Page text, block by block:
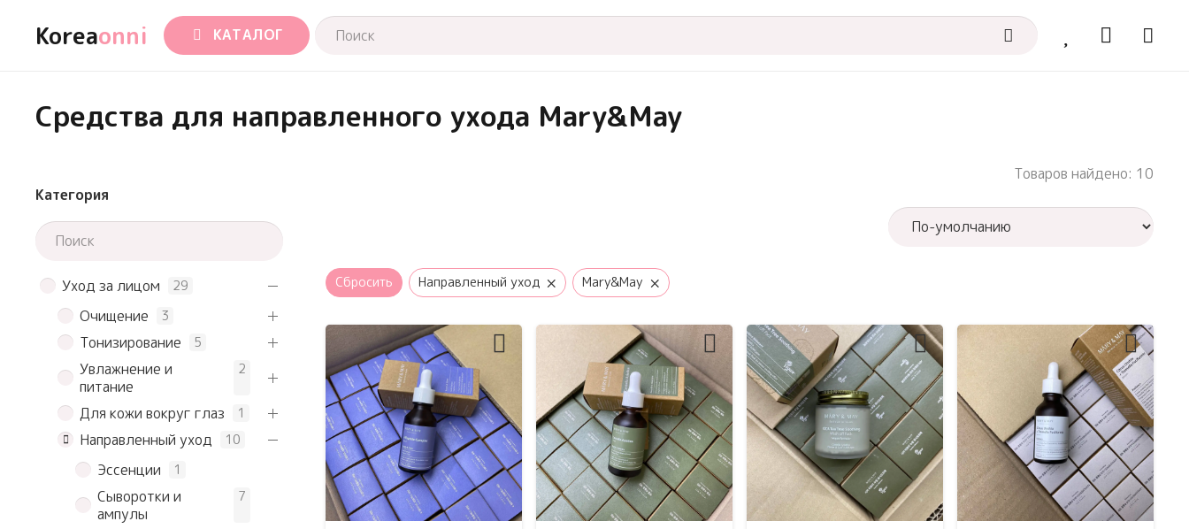
Koreaonni КАТАЛОГ
Средства для направленного ухода Mary&May
Категория
Уход за лицом 29
Очищение 3
Тонизирование 5
Увлажнение и
питание
2
Для кожи вокруг глаз 1
Направленный уход 10
Эссенции 1
Сыворотки и
ампулы
7
Товаров найдено: 10
Сбросить Направленный уход × Mary&May ×